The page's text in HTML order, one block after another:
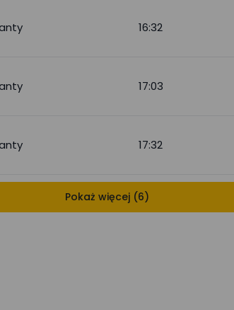
16:32
17:03
17:32
Pokaż więcej (6)